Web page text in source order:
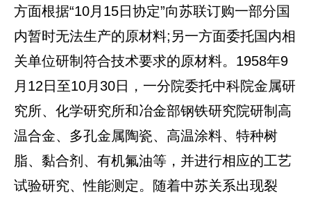
方面根据“10月15日协定”向苏联订购一部分国
内暂时无法生产的原材料;另一方面委托国内相
关单位研制符合技术要求的原材料。1958年9
月12日至10月30日，一分院委托中科院金属研
究所、化学研究所和冶金部钢铁研究院研制高
温合金、多孔金属陶瓷、高温涂料、特种树
脂、黏合剂、有机氟油等，并进行相应的工艺
试验研究、性能测定。随着中苏关系出现裂